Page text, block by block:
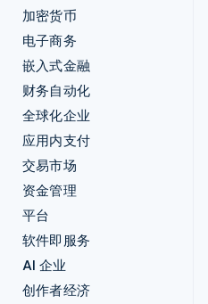
加密货币
电子商务
嵌入式金融
财务自动化
全球化企业
应用内支付
交易市场
资金管理
平台
软件即服务
AI 企业
创作者经济